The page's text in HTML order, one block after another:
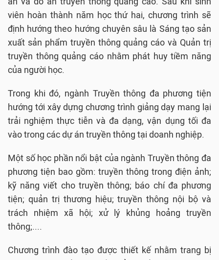
viên hoàn thành năm học thứ hai, chương trình sẽ
định hướng theo hướng chuyên sâu là Sáng tạo sản
xuất sản phẩm truyền thông quảng cáo và Quản trị
truyền thông quảng cáo nhằm phát huy tiềm năng
của người học.
Trong khi đó, ngành Truyền thông đa phương tiện
hướng tới xây dựng chương trình giảng dạy mang lại
trải nghiệm thực tiễn và đa dạng, vận dụng tối đa
vào trong các dự án truyền thông tại doanh nghiệp.
Một số học phần nổi bật của ngành Truyền thông đa
phương tiện bao gồm: truyền thông trong điện ảnh;
kỹ năng viết cho truyền thông; báo chí đa phương
tiện; quản trị thương hiệu; truyền thông nội bộ và
trách nhiệm xã hội; xử lý khủng hoảng truyền
thông;....
Chương trình đào tạo được thiết kế nhằm trang bị